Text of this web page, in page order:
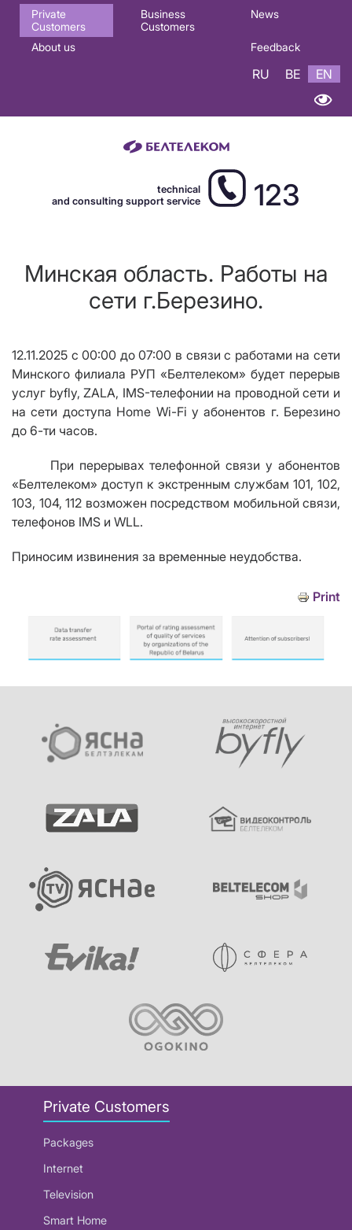
Основная
навигация
Private
Customers
Business
Customers
News
About us Feedback
RU BE EN
technical
and consulting support service
123
Минская область. Работы на
сети г.Березино.
12.11.2025 с 00:00 до 07:00 в связи с работами на сети
Минского филиала РУП «Белтелеком» будeт перерыв
услуг byfly,ZALA, IMS-телефонии на проводной сети и
на сети доступа Home Wi-Fi у абонентов г. Березино
до 6-ти часов.
При перерывах телефонной связи у абонентов
«Белтелеком» доступ к экстренным службам 101, 102,
103, 104, 112 возможен посредством мобильной связи,
телефонов IMS и WLL.
Приносим извинения за временные неудобства.
Print
Private Customers
Packages
Internet
Television
Smart Home